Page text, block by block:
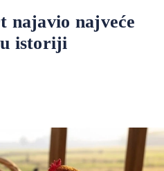
najavio najveće
u istoriji